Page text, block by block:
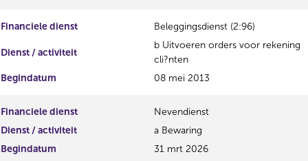
e
r
r
s
t
a
a
e
Financiele dienst Beleggingsdienst (2:96)
Dienst / activiteit
b Uitvoeren orders voor rekening
cli?nten
Begindatum
08 mei 2013
Financiele dienst
Nevendienst
Dienst / activiteit
a Bewaring
Begindatum
31 mrt 2026